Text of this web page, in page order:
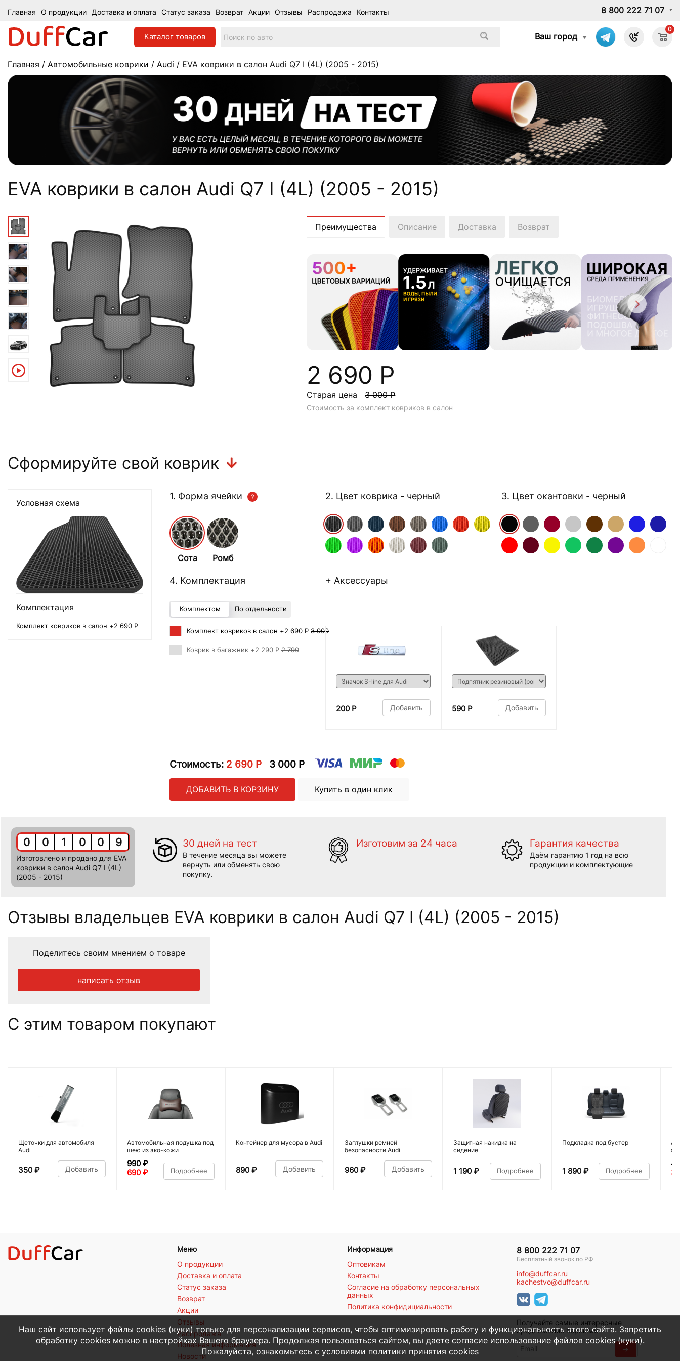
Главная О продукции Доставка и оплата Статус заказа Возврат Акции Отзывы Распродажа Контакты 8 800 222 71 07
Каталог товаров Ваш город
0
Главная / Автомобильные коврики / Audi / EVA коврики в салон Audi Q7 I (4L) (2005 - 2015)
EVA коврики в салон Audi Q7 I (4L) (2005 - 2015)
Преимущества Описание Доставка Возврат
2 690 Р
Старая цена 3 000 Р
Стоимость за комплект ковриков в салон
Сформируйте свой коврик
1. Форма ячейки
Сота Ромб
2. Цвет коврика - черный 3. Цвет окантовки - черный
4. Комплектация
Комплектом По отдельности
Комплект ковриков в салон +2 690 Р 3 000
Коврик в багажник +2 290 Р 2 790
+ Аксессуары
200 Р Добавить 590 Р Добавить
Стоимость: 2 690 Р 3 000 Р
ДОБАВИТЬ В КОРЗИНУ Купить в один клик
Условная схема
Комплектация
Комплект ковриков в салон +2 690 Р
0 0 1 0 0 9
Изготовлено и продано для EVA
коврики в салон Audi Q7 I (4L)
(2005 - 2015)
30 дней на тест
В течение месяца вы можете
вернуть или обменять свою
покупку.
Изготовим за 24 часа Гарантия качества
Даём гарантию 1 год на всю
продукции и комплектующие
Отзывы владельцев EVA коврики в салон Audi Q7 I (4L) (2005 - 2015)
Поделитесь своим мнением о товаре
написать отзыв
С этим товаром покупают
Щеточки для автомобиля
Audi
350 ₽ Добавить
Автомобильная подушка под
шею из эко-кожи
990₽
690 ₽ Подробнее
Контейнер для мусора в Audi
890 ₽ Добавить
Заглушки ремней
безопасности Audi
960 ₽ Добавить
Защитная накидка на
сидение
1 190 ₽ Подробнее
Подкладка под бустер
1 890 ₽ Подробнее
4
3
Меню
О продукции
Доставка и оплата
Статус заказа
Возврат
Акции
Отзывы
Распродажа
Полезная информация
Новости
Информация
Оптовикам
Контакты
Согласие на обработку персональных
данных
Политика конфидициальности
8 800 222 71 07
Бесплатный звонок по РФ
info@duffcar.ru
kachestvo@duffcar.ru
Получайте самые интересные
предложения первыми
→
Наш сайт использует файлы cookies (куки) только для персонализации сервисов, чтобы оптимизировать работу и функциональность этого сайта. Запретить
обработку cookies можно в настройках Вашего браузера. Продолжая пользоваться сайтом, вы даете согласие использование файлов cookies (куки).
Пожалуйста, ознакомьтесь с условиями политики принятия сookies